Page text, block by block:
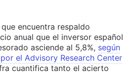
encuentra respaldo
anual que el inversor español
asciende al 5,8%, según
el Advisory Research Center
cuantifica tanto el acierto